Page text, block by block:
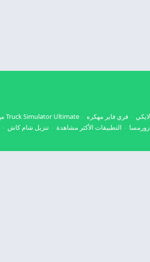
لايكي فري فاير مهكره Truck Simulator Ultimate مهكره
زورمسا التطبيقات الأكثر مشاهدة تنزيل شام كاش